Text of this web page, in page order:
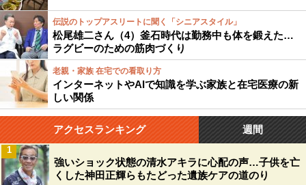
伝説のトップアスリートに聞く「シニアスタイル」
松尾雄二さん（4）釜石時代は勤務中も体を鍛えた…
ラグビーのための筋肉づくり
老親・家族 在宅での看取り方
インターネットやAIで知識を学ぶ家族と在宅医療の新
しい関係
アクセスランキング 週間
強いショック状態の清水アキラに心配の声…子供を亡
くした神田正輝らもたどった遺族ケアの道のり
1